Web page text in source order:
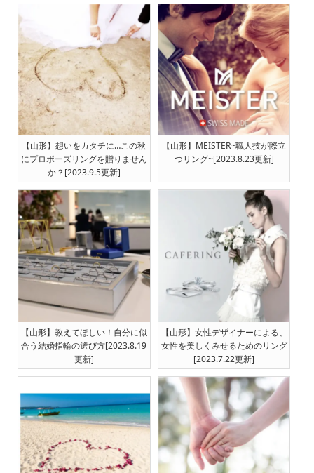
【山形】想いをカタチに…この秋
にプロポーズリングを贈りません
か？[2023.9.5更新]
【山形】MEISTER~職人技が際立
つリング~[2023.8.23更新]
【山形】教えてほしい！自分に似
合う結婚指輪の選び方[2023.8.19
更新]
【山形】女性デザイナーによる、
女性を美しくみせるためのリング
[2023.7.22更新]